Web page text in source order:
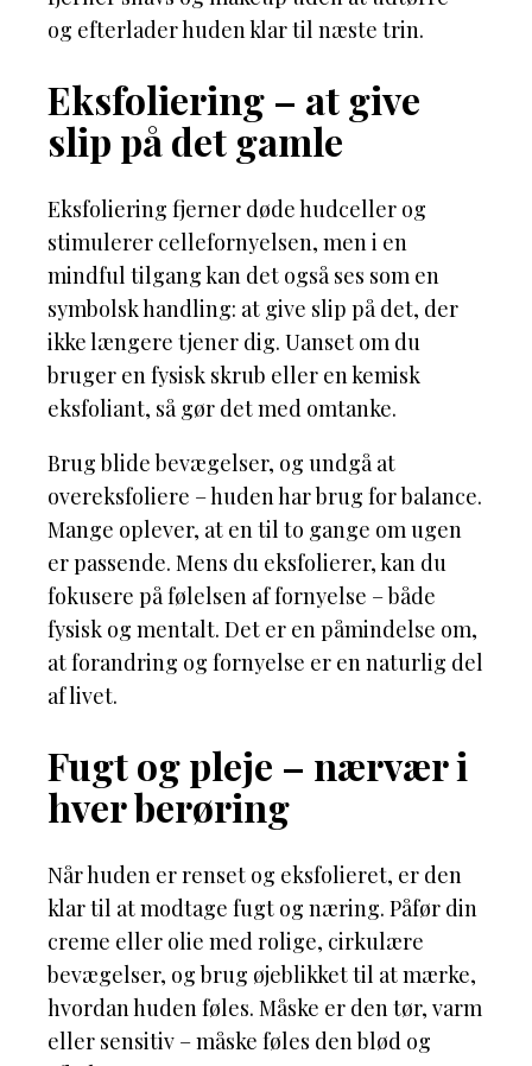
og efterlader huden klar til næste trin.
Eksfoliering – at give
slip på det gamle
Eksfoliering fjerner døde hudceller og
stimulerer cellefornyelsen, men i en
mindful tilgang kan det også ses som en
symbolsk handling: at give slip på det, der
ikke længere tjener dig. Uanset om du
bruger en fysisk skrub eller en kemisk
eksfoliant, så gør det med omtanke.
Brug blide bevægelser, og undgå at
overeksfoliere – huden har brug for balance.
Mange oplever, at en til to gange om ugen
er passende. Mens du eksfolierer, kan du
fokusere på følelsen af fornyelse – både
fysisk og mentalt. Det er en påmindelse om,
at forandring og fornyelse er en naturlig del
af livet.
Fugt og pleje – nærvær i
hver berøring
Når huden er renset og eksfolieret, er den
klar til at modtage fugt og næring. Påfør din
creme eller olie med rolige, cirkulære
bevægelser, og brug øjeblikket til at mærke,
hvordan huden føles. Måske er den tør, varm
eller sensitiv – måske føles den blød og